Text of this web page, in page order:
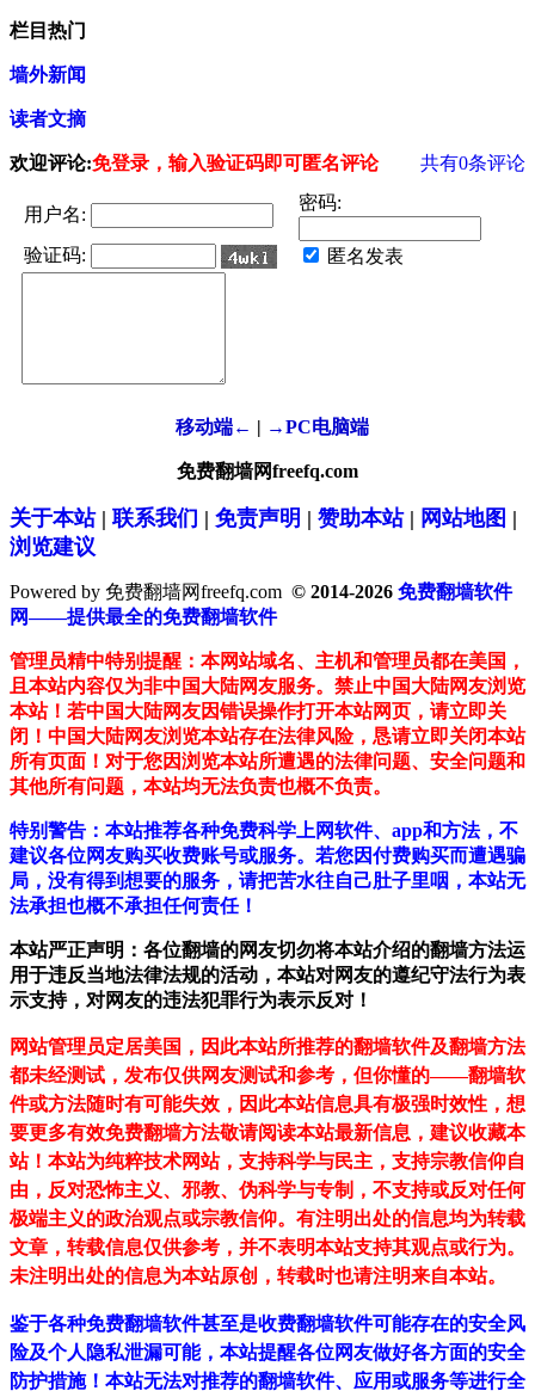
栏目热门
墙外新闻
读者文摘
欢迎评论:免登录，输入验证码即可匿名评论 共有0条评论
用户名:
密码:
验证码: 匿名发表
移动端← | →PC电脑端
免费翻墙网freefq.com
关于本站| 联系我们 | 免责声明 | 赞助本站| 网站地图 |
浏览建议
Powered by 免费翻墙网freefq.com © 2014-2026 免费翻墙软件
网——提供最全的免费翻墙软件
管理员精中特别提醒：本网站域名、主机和管理员都在美国，
且本站内容仅为非中国大陆网友服务。禁止中国大陆网友浏览
本站！若中国大陆网友因错误操作打开本站网页，请立即关
闭！中国大陆网友浏览本站存在法律风险，恳请立即关闭本站
所有页面！对于您因浏览本站所遭遇的法律问题、安全问题和
其他所有问题，本站均无法负责也概不负责。
特别警告：本站推荐各种免费科学上网软件、app和方法，不
建议各位网友购买收费账号或服务。若您因付费购买而遭遇骗
局，没有得到想要的服务，请把苦水往自己肚子里咽，本站无
法承担也概不承担任何责任！
本站严正声明：各位翻墙的网友切勿将本站介绍的翻墙方法运
用于违反当地法律法规的活动，本站对网友的遵纪守法行为表
示支持，对网友的违法犯罪行为表示反对！
网站管理员定居美国，因此本站所推荐的翻墙软件及翻墙方法
都未经测试，发布仅供网友测试和参考，但你懂的——翻墙软
件或方法随时有可能失效，因此本站信息具有极强时效性，想
要更多有效免费翻墙方法敬请阅读本站最新信息，建议收藏本
站！ 本站为纯粹技术网站，支持科学与民主，支持宗教信仰自
由，反对恐怖主义、邪教、伪科学与专制，不支持或反对任何
极端主义的政治观点或宗教信仰。有注明出处的信息均为转载
文章，转载信息仅供参考，并不表明本站支持其观点或行为。
未注明出处的信息为本站原创，转载时也请注明来自本站。
鉴于各种免费翻墙软件甚至是收费翻墙软件可能存在的安全风
险及个人隐私泄漏可能，本站提醒各位网友做好各方面的安全
防护措施！本站无法对推荐的翻墙软件、应用或服务等进行全